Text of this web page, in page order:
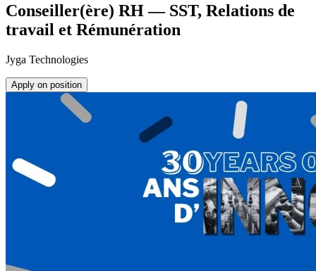
Conseiller(ère) RH — SST, Relations de
travail et Rémunération
Jyga Technologies
Apply on position